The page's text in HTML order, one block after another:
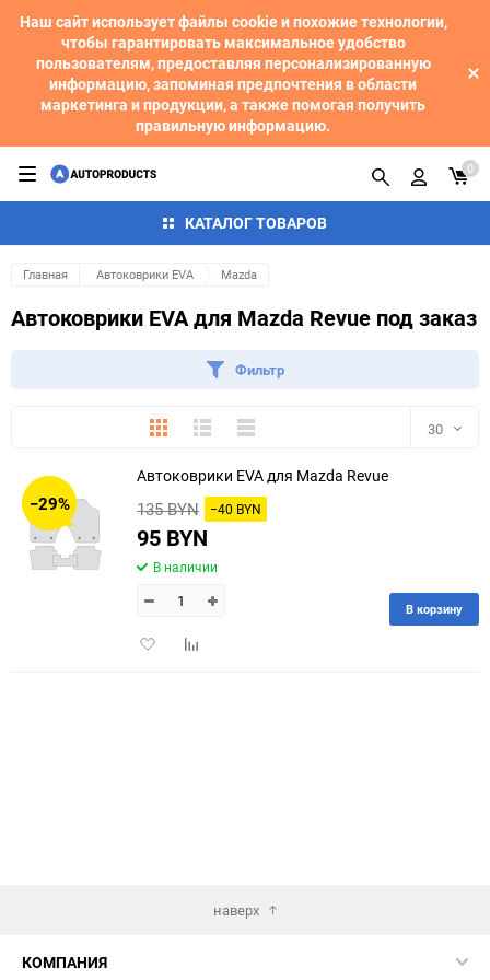
Наш сайт использует файлы cookie и похожие технологии,
чтобы гарантировать максимальное удобство
пользователям, предоставляя персонализированную
информацию, запоминая предпочтения в области
маркетинга и продукции, а также помогая получить
правильную информацию.
КАТАЛОГ ТОВАРОВ
0
Главная Автоковрики EVA Mazda
Автоковрики EVA для Mazda Revue под заказ
Фильтр
ПлиткаПодробноКомпактно 30
150
−29%
Автоковрики EVA для Mazda Revue
135 BYN −40 BYN
95 BYN
В наличии
ДобавитьДобавить
В корзину
наверх
КОМПАНИЯ